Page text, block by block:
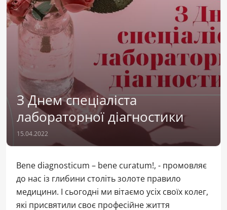
З Днем спеціаліста
лабораторної діагностики
15.04.2022
Bene diagnosticum – bene curatum!, - промовляє
до нас із глибини століть золоте правило
медицини. І сьогодні ми вітаємо усіх своїх колег,
які присвятили своє професійне життя